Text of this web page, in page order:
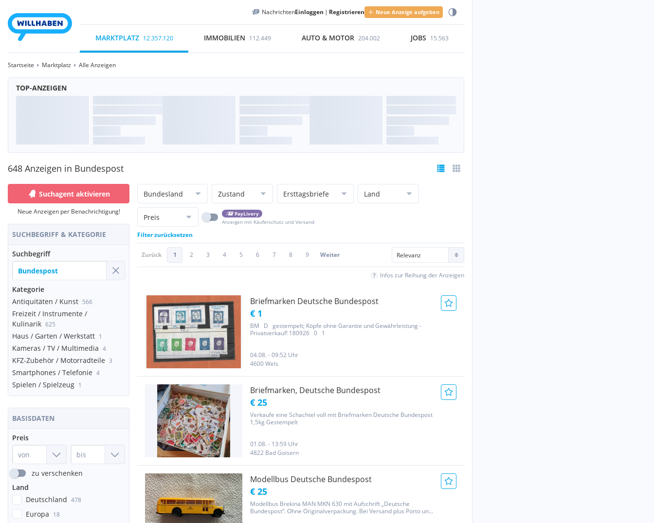
NachrichtenEinloggen | Registrieren Neue Anzeige aufgeben
MARKTPLATZ 12.357.120 IMMOBILIEN 112.449 AUTO & MOTOR 204.002 JOBS 15.563
Startseite Marktplatz Alle Anzeigen
TOP-ANZEIGEN
648 Anzeigen in Bundespost
Suchagent aktivieren
Neue Anzeigen per Benachrichtigung!
SUCHBEGRIFF & KATEGORIE
Suchbegriff
Kategorie
Antiquitäten / Kunst 566
Freizeit / Instrumente /
Kulinarik 625
Haus / Garten / Werkstatt 1
Kameras / TV / Multimedia 4
KFZ-Zubehör / Motorradteile 3
Smartphones / Telefonie 4
Spielen / Spielzeug 1
BASISDATEN
Preis
zu verschenken
Land
Deutschland 478
Europa 18
Bundesland Zustand Ersttagsbriefe Land
Preis
PayLivery
Anzeigen mit Käuferschutz und Versand
Filter zurücksetzen
Zurück 1 2 3 4 5 6 7 8 9 Weiter
Infos zur Reihung der Anzeigen
Briefmarken Deutsche Bundespost
€ 1
BM D gestempelt; Köpfe ohne Garantie und Gewährleistung -
Privatverkauf! 180926 0 1
04.08. - 09:52 Uhr
4600 Wels
Briefmarken, Deutsche Bundespost
€ 25
Verkaufe eine Schachtel voll mit Briefmarken Deutsche Bundespost
1,5kg Gestempelt
01.08. - 13:59 Uhr
4822 Bad Goisern
Modellbus Deutsche Bundespost
€ 25
Modellbus Brekina MAN MKN 630 mit Aufschrift „Deutsche
Bundespost“. Ohne Originalverpackung. Bei Versand plus Porto und